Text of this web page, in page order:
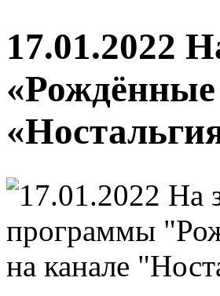
17.01.2022